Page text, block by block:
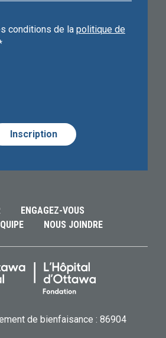
conditions de la politique de
ENGAGEZ-VOUS
NOUS JOINDRE
de bienfaisance : 86904